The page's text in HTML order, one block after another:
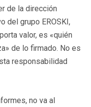
de la dirección
del grupo EROSKI,
valor, es «quién
de lo firmado. No es
responsabilidad
no va al